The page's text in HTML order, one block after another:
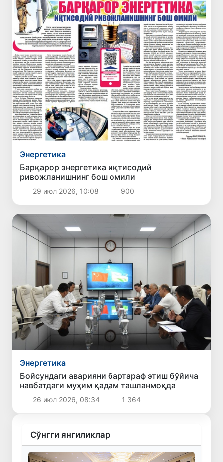
Энергетика
Барқарор энергетика иқтисодий
ривожланишнинг бош омили
29 июл 2026, 10:08 900
Энергетика
Бойсундаги аварияни бартараф этиш бўйича
навбатдаги муҳим қадам ташланмоқда
26 июл 2026, 08:34 1 364
Сўнгги янгиликлар